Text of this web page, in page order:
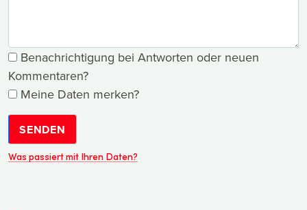
Benachrichtigung bei Antworten oder neuen
Kommentaren?
Meine Daten merken?
SENDEN
Was passiert mit Ihren Daten?